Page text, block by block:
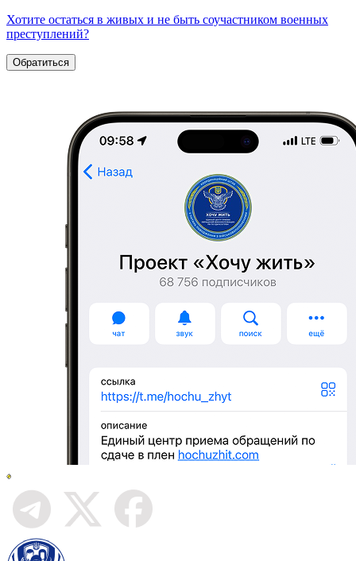
Хотите остаться в живых и не быть соучастником военных
преступлений?
Обратиться